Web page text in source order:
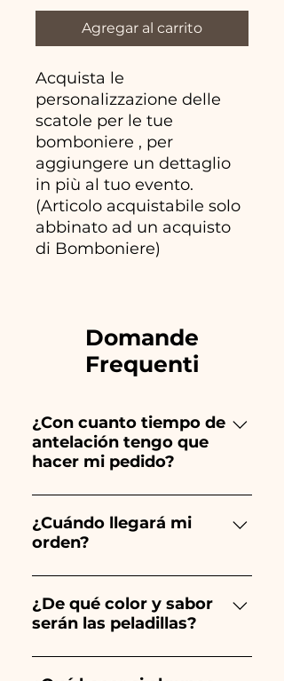
Agregar al carrito
Acquista le
personalizzazione delle
scatole per le tue
bomboniere , per
aggiungere un dettaglio
in più al tuo evento.
(Articolo acquistabile solo
abbinato ad un acquisto
di Bomboniere)
Domande
Frequenti
¿Con cuanto tiempo de
antelación tengo que
hacer mi pedido?
Ceramiche Ania crea y pinta
totalmente a mano, ¡por lo que
su creación lleva mucho
por lo que siempre
recomendamos realizar tu
¿Cuándo llegará mi
orden?
Se garantiza la recepción del
pedido 10/15 días antes del
evento.
¿De qué color y sabor
serán las peladillas?
El sabor de las peladillas